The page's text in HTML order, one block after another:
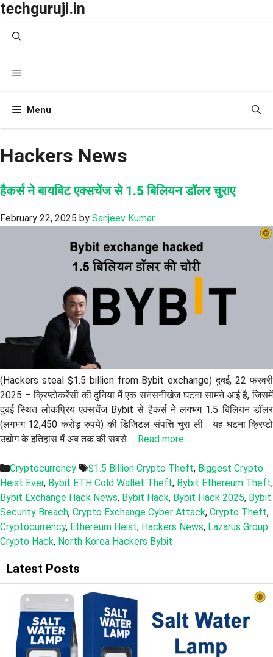
Skip
content
techguruji.in
Menu
Menu
Hackers News
हैकर्स ने बायबिट एक्सचेंज से 1.5 बिलियन डॉलर चुराए
February 22, 2025 by Sanjeev Kumar
(Hackers steal $1.5 billion from Bybit exchange) दुबई, 22 फरवरी
2025 – क्रिप्टोकरेंसी की दुनिया में एक सनसनीखेज घटना सामने आई है, जिसमें
दुबई स्थित लोकप्रिय एक्सचेंज Bybit से हैकर्स ने लगभग 1.5 बिलियन डॉलर
(लगभग 12,450 करोड़ रुपये) की डिजिटल संपत्ति चुरा ली। यह घटना क्रिप्टो
उद्योग के इतिहास में अब तक की सबसे … Read more
Categories
Cryptocurrency Tags
$1.5 Billion Crypto Theft, Biggest Crypto
Heist Ever, Bybit ETH Cold Wallet Theft, Bybit Ethereum Theft,
Bybit Exchange Hack News, Bybit Hack, Bybit Hack 2025, Bybit
Security Breach, Crypto Exchange Cyber Attack, Crypto Theft,
Cryptocurrency, Ethereum Heist, Hackers News, Lazarus Group
Crypto Hack, North Korea Hackers Bybit
Latest Posts